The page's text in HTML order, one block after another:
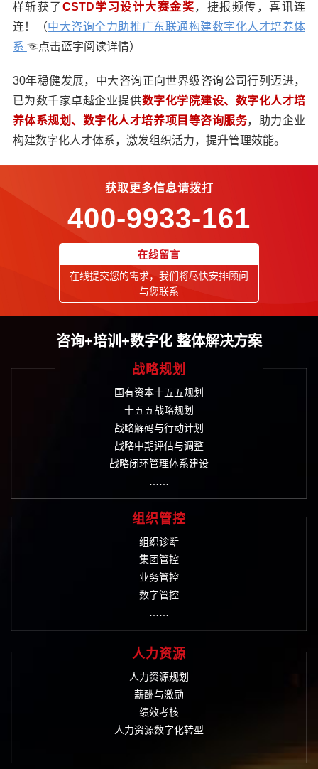
样斩获了 CSTD学习设计大赛金奖，捷报频传，喜讯连
连！（中大咨询全力助推广东联通构建数字化人才培养体
系 ☜点击蓝字阅读详情）
30年稳健发展，中大咨询正向世界级咨询公司行列迈进，
已为数千家卓越企业提供数字化学院建设、数字化人才培
养体系规划、数字化人才培养项目等咨询服务，助力企业
构建数字化人才体系，激发组织活力，提升管理效能。
获取更多信息请拨打
400-9933-161
在线留言
在线提交您的需求，我们将尽快安排顾问
与您联系
咨询+培训+数字化 整体解决方案
战略规划
国有资本十五五规划
十五五战略规划
战略解码与行动计划
战略中期评估与调整
战略闭环管理体系建设
……
组织管控
组织诊断
集团管控
业务管控
数字管控
……
人力资源
人力资源规划
薪酬与激励
绩效考核
人力资源数字化转型
……